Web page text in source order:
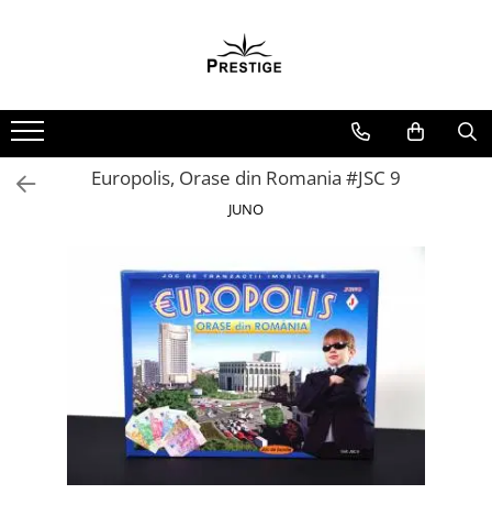
Noutati
Promotii
Pachete Speciale Carti
Arte Divinatorii
Dezvoltare Spirituala
KidConnection
Europolis, Orase din Romania #JSC 9
JUNO